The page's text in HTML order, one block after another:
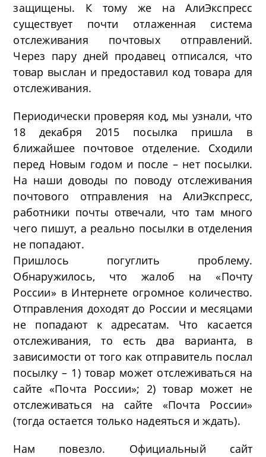
защищены. К тому же на АлиЭкспресс
существует почти отлаженная система
отслеживания почтовых отправлений.
Через пару дней продавец отписался, что
товар выслан и предоставил код товара для
отслеживания.
Периодически проверяя код, мы узнали, что
18 декабря 2015 посылка пришла в
ближайшее почтовое отделение. Сходили
перед Новым годом и после – нет посылки.
На наши доводы по поводу отслеживания
почтового отправления на АлиЭкспресс,
работники почты отвечали, что там много
чего пишут, а реально посылки в отделения
не попадают.
Пришлось погуглить проблему.
Обнаружилось, что жалоб на «Почту
России» в Интернете огромное количество.
Отправления доходят до России и месяцами
не попадают к адресатам. Что касается
отслеживания, то есть два варианта, в
зависимости от того как отправитель послал
посылку – 1) товар может отслеживаться на
сайте «Почта России»; 2) товар может не
отслеживаться на сайте «Почта России»
(тогда остается только надеяться и ждать).
Нам повезло. Официальный сайт